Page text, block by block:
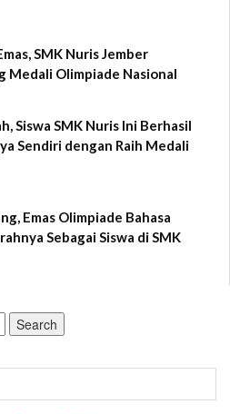
SMK Nuris Jember
Medali Olimpiade Nasional
Siswa SMK Nuris Ini Berhasil
Sendiri dengan Raih Medali
Emas Olimpiade Bahasa
Sebagai Siswa di SMK